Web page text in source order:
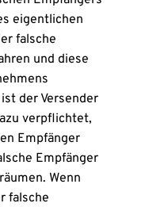
eigentlichen
falsche
und diese
der Versender
verpflichtet,
Empfänger
Empfänger
Wenn
falsche